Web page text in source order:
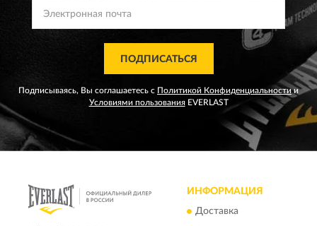
ПОДПИСАТЬСЯ
Подписываясь, Вы соглашаетесь с Политикой Конфиденциальности и
Условиями пользованияEVERLAST
ИНФОРМАЦИЯ
Доставка